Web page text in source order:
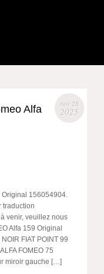
nov 28
2025
Alfa
Original 156054904.
traduction
venir, veuillez nous
Alfa 159 Original
FIAT POINT 99
FOMEO 75
miroir gauche […]